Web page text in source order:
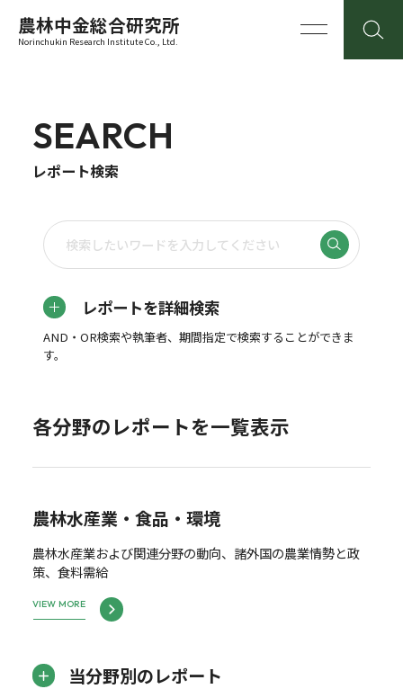
農林中金総合研究所
Norinchukin Research Institute Co., Ltd.
SEARCH
レポート検索
レポートを詳細検索
AND・OR検索や執筆者、期間指定で検索することができま
す。
各分野のレポートを一覧表示
農林水産業・食品・環境
農林水産業および関連分野の動向、諸外国の農業情勢と政
策、食料需給
VIEW MORE
当分野別のレポート